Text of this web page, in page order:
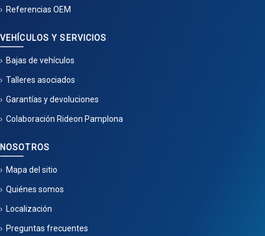
Referencias OEM
VEHÍCULOS Y SERVICIOS
Bajas de vehículos
Talleres asociados
Garantías y devoluciones
Colaboración Rideon Pamplona
NOSOTROS
Mapa del sitio
Quiénes somos
Localización
Preguntas frecuentes